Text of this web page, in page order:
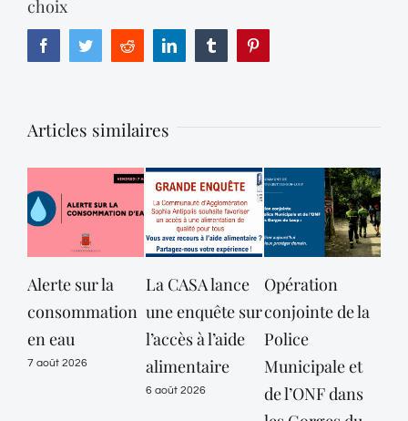
choix
FacebookTwitterReddit LinkedIn Tumblr
Articles similaires
Alerte sur la
consommation
en eau
7 août 2026
La CASA lance
une enquête sur
l’accès à l’aide
alimentaire
6 août 2026
Opération
conjointe de la
Police
Municipale et
de l’ONF dans